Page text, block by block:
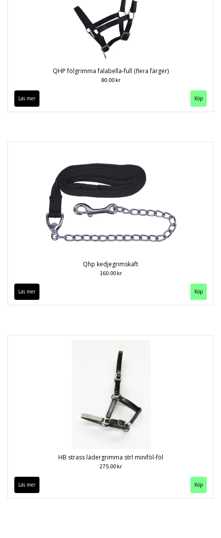
QHP fölgrimma falabella-full (flera färger)
80.00 kr
Läs mer Köp
Qhp kedjegrimskaft
160.00 kr
Läs mer Köp
HB strass lädergrimma strl miniföl-föl
275.00 kr
Läs mer Köp